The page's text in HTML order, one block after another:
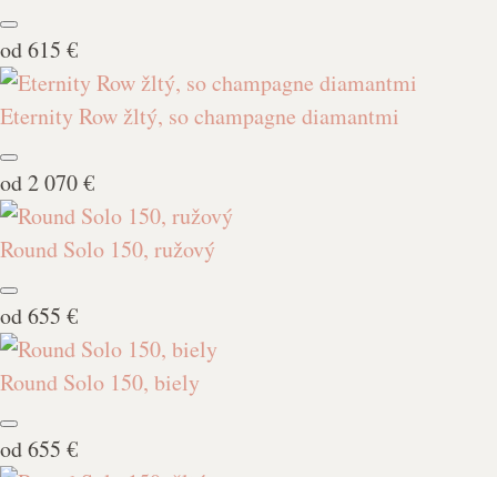
od615 €
Eternity Row žltý, so champagne diamantmi
od2 070 €
Round Solo 150, ružový
od655 €
Round Solo 150, biely
od655 €